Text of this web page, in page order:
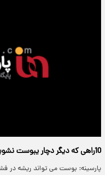
10‌راهی که دیگر دچار یبوست نشوید
پارسینه: بوست می تواند ریشه در